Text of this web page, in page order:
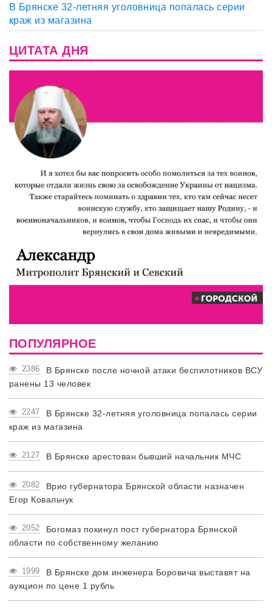
В Брянске 32-летняя уголовница попалась серии
краж из магазина
ЦИТАТА ДНЯ
ПОПУЛЯРНОЕ
2386
В Брянске после ночной атаки беспилотников ВСУ
ранены 13 человек
2247
В Брянске 32-летняя уголовница попалась серии
краж из магазина
2127 В Брянске арестован бывший начальник МЧС
2082
Врио губернатора Брянской области назначен
Егор Ковальчук
2052
Богомаз покинул пост губернатора Брянской
области по собственному желанию
1999
В Брянске дом инженера Боровича выставят на
аукцион по цене 1 рубль